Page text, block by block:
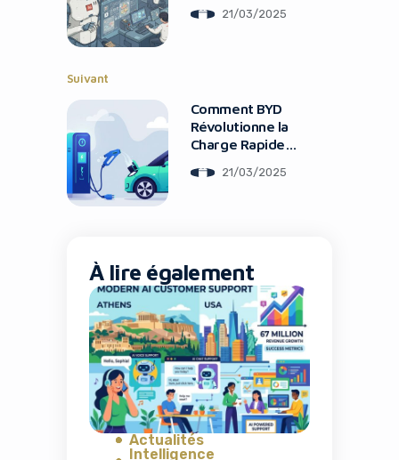
21/03/2025
Suivant
Comment BYD
Révolutionne la
Charge Rapide
Électriques
21/03/2025
À lire également
Actualités
Intelligence